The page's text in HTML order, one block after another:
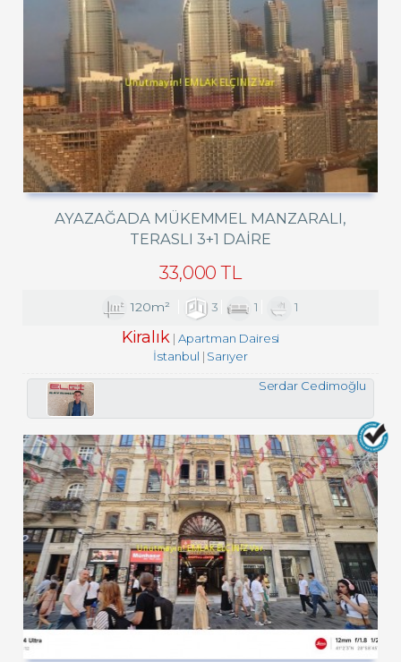
AYAZAĞADA MÜKEMMEL MANZARALI,
TERASLI 3+1 DAIRE
33,000 TL
120m² 3 1 1
Kiralık
Apartman Dairesi
İstanbul
Sarıyer
Serdar Cedimoğlu